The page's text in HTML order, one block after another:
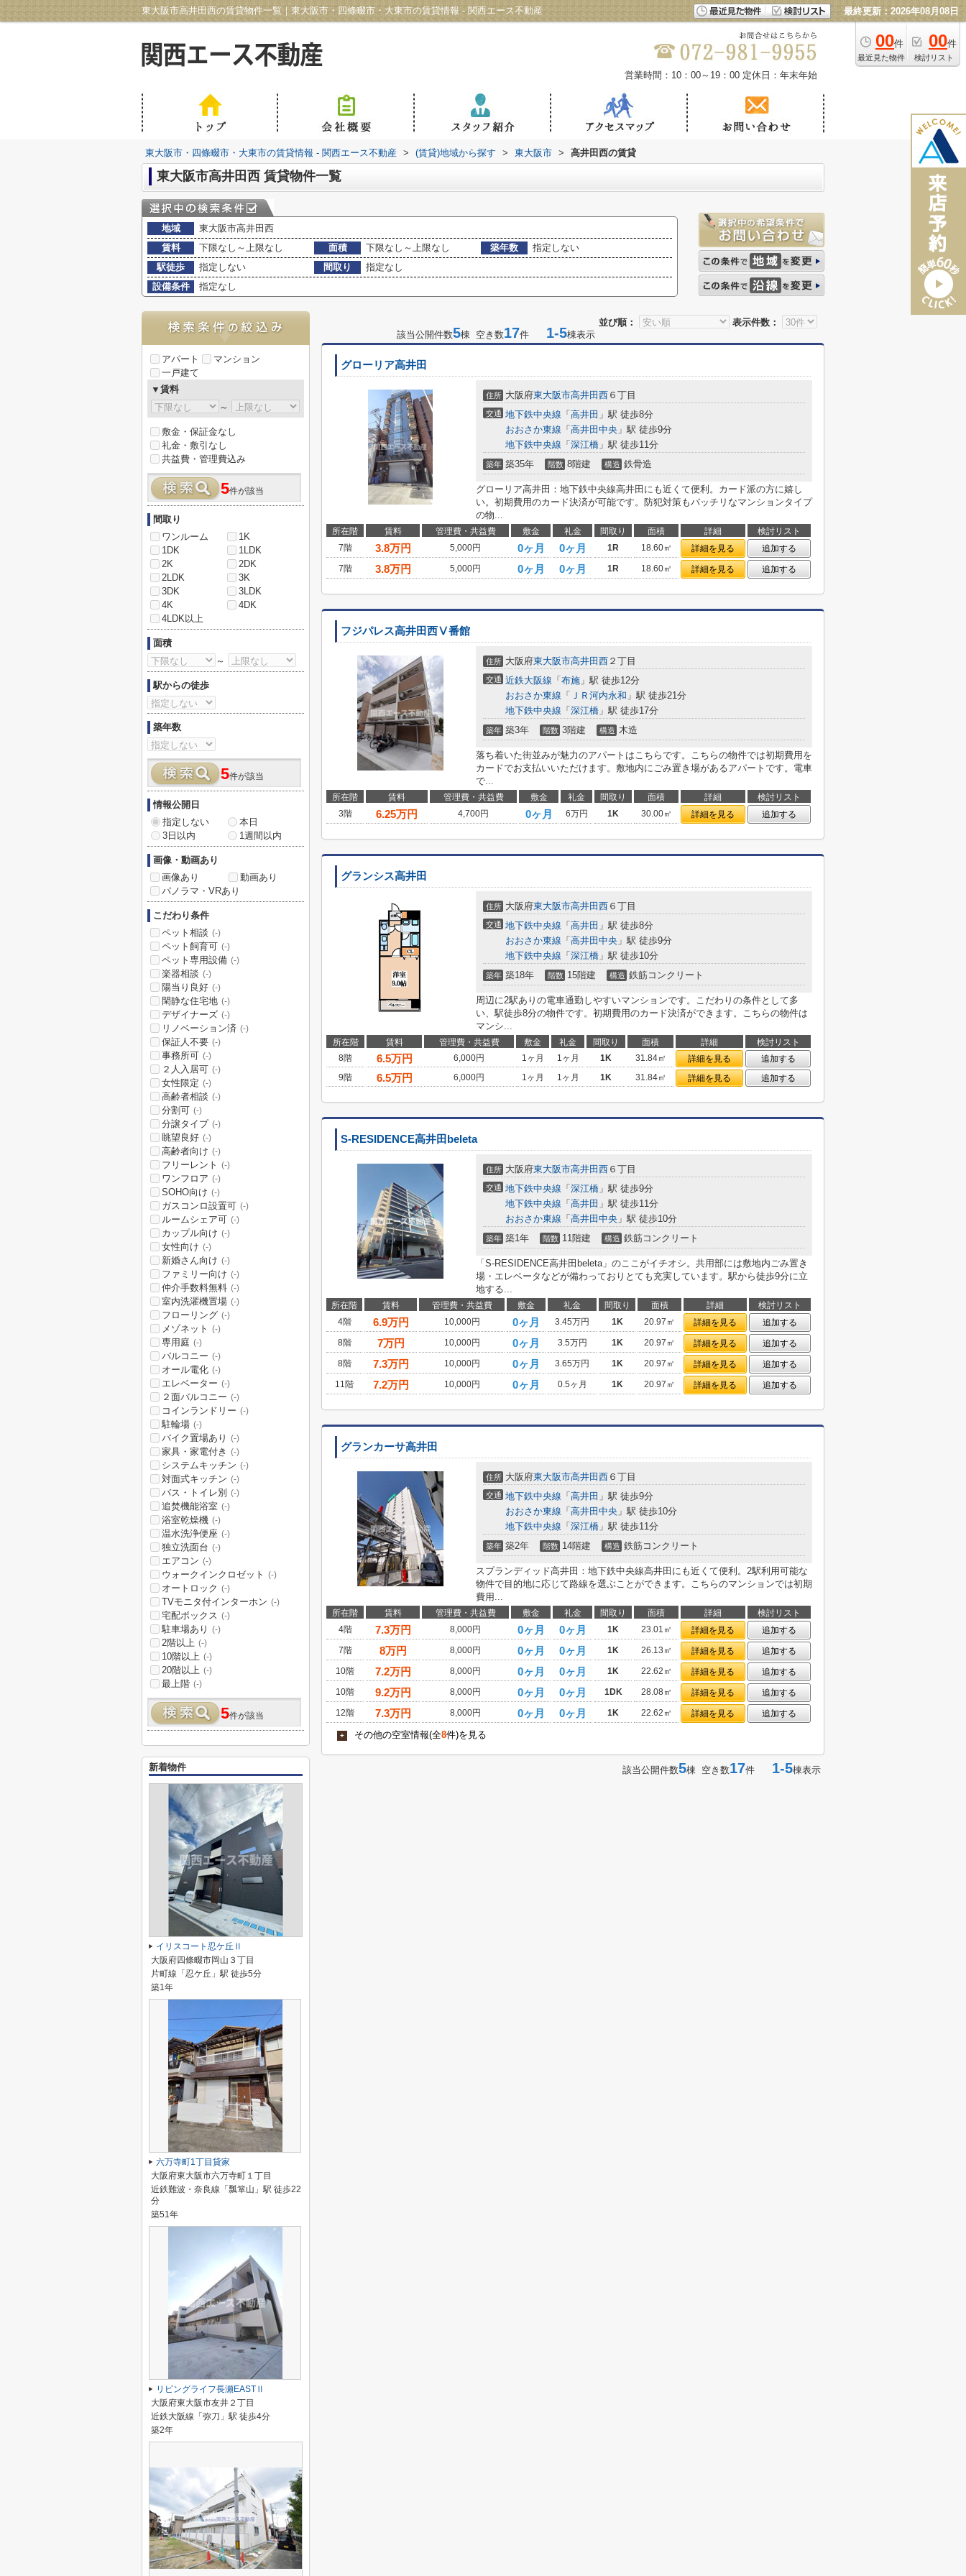
東大阪市高井田西の賃貸物件一覧｜東大阪市・四條畷市・大東市の賃貸情報 - 関西エース不動産 最終更新：2026年08月08日
00件
最近見た物件
00件
検討リスト
営業時間：10：00～19：00 定休日：年末年始
東大阪市・四條畷市・大東市の賃貸情報 - 関西エース不動産 > (賃貸)地域から探す > 東大阪市 > 高井田西の賃貸
東大阪市高井田西 賃貸物件一覧
地域
東大阪市高井田西
賃料
下限なし～上限なし 面積 下限なし～上限なし 築年数
指定しない
駅徒歩
指定しない 間取り
指定なし
設備条件
指定なし
並び順：
表示件数：
該当公開件数5棟 空き数17件 1-5棟表示
グローリア高井田
住所 大阪府東大阪市高井田西 ６丁目
交通 地下鉄中央線 「 高井田 」駅 徒歩8分
おおさか東線 「 高井田中央 」駅 徒歩9分
地下鉄中央線 「 深江橋 」駅 徒歩11分
築年 築35年 階数 8階建 構造 鉄骨造
グローリア高井田：地下鉄中央線高井田にも近くて便利。カード派の方に嬉し
い。初期費用のカード決済が可能です。防犯対策もバッチリなマンションタイプ
の物...
所在階 賃料 管理費・共益費 敷金 礼金 間取り 面積 詳細
検討リスト
7階
3.8万円 5,000円 0ヶ月 0ヶ月 1R 18.60㎡ 詳細を見る
追加する
7階
3.8万円 5,000円 0ヶ月 0ヶ月 1R 18.60㎡ 詳細を見る 追加する
フジパレス高井田西Ⅴ番館
住所 大阪府東大阪市高井田西 ２丁目
交通 近鉄大阪線 「 布施 」駅 徒歩12分
おおさか東線 「 ＪＲ河内永和 」駅 徒歩21分
地下鉄中央線 「 深江橋 」駅 徒歩17分
築年 築3年 階数 3階建 構造 木造
落ち着いた街並みが魅力のアパートはこちらです。こちらの物件では初期費用を
カードでお支払いいただけます。敷地内にごみ置き場があるアパートです。電車
で...
所在階 賃料 管理費・共益費 敷金 礼金 間取り 面積 詳細
検討リスト
3階
6.25万円 4,700円 0ヶ月 6万円 1K 30.00㎡ 詳細を見る 追加する
グランシス高井田
住所 大阪府東大阪市高井田西 ６丁目
交通 地下鉄中央線 「 高井田 」駅 徒歩8分
おおさか東線 「 高井田中央 」駅 徒歩9分
地下鉄中央線 「 深江橋 」駅 徒歩10分
築年 築18年 階数 15階建 構造 鉄筋コンクリート
周辺に2駅ありの電車通勤しやすいマンションです。こだわりの条件として多
い、駅徒歩8分の物件です。初期費用のカード決済ができます。こちらの物件は
マンシ...
所在階 賃料 管理費・共益費 敷金 礼金 間取り 面積 詳細
検討リスト
8階
6.5万円 6,000円 1ヶ月 1ヶ月 1K 31.84㎡ 詳細を見る
追加する
9階
6.5万円 6,000円 1ヶ月 1ヶ月 1K 31.84㎡ 詳細を見る 追加する
S-RESIDENCE高井田beleta
住所 大阪府東大阪市高井田西 ６丁目
交通 地下鉄中央線 「 深江橋 」駅 徒歩9分
地下鉄中央線 「 高井田 」駅 徒歩11分
おおさか東線 「 高井田中央 」駅 徒歩10分
築年 築1年 階数 11階建 構造 鉄筋コンクリート
「S-RESIDENCE高井田beleta」のここがイチオシ。共用部には敷地内ごみ置き
場・エレベータなどが備わっておりとても充実しています。駅から徒歩9分に立
地する...
所在階 賃料 管理費・共益費 敷金 礼金 間取り 面積 詳細
検討リスト
4階
6.9万円 10,000円 0ヶ月 3.45万円 1K 20.97㎡ 詳細を見る
追加する
8階
7万円 10,000円 0ヶ月 3.5万円 1K 20.97㎡ 詳細を見る
追加する
8階
7.3万円 10,000円 0ヶ月 3.65万円 1K 20.97㎡ 詳細を見る
追加する
11階
7.2万円 10,000円 0ヶ月 0.5ヶ月 1K 20.97㎡ 詳細を見る 追加する
グランカーサ高井田
住所 大阪府東大阪市高井田西 ６丁目
交通 地下鉄中央線 「 高井田 」駅 徒歩9分
おおさか東線 「 高井田中央 」駅 徒歩10分
地下鉄中央線 「 深江橋 」駅 徒歩11分
築年 築2年 階数 14階建 構造 鉄筋コンクリート
スプランディッド高井田：地下鉄中央線高井田にも近くて便利。2駅利用可能な
物件で目的地に応じて路線を選ぶことができます。こちらのマンションでは初期
費用...
所在階 賃料 管理費・共益費 敷金 礼金 間取り 面積 詳細
検討リスト
4階
7.3万円 8,000円 0ヶ月 0ヶ月 1K 23.01㎡ 詳細を見る
追加する
7階
8万円 8,000円 0ヶ月 0ヶ月 1K 26.13㎡ 詳細を見る
追加する
10階
7.2万円 8,000円 0ヶ月 0ヶ月 1K 22.62㎡ 詳細を見る
追加する
10階
9.2万円 8,000円 0ヶ月 0ヶ月 1DK 28.08㎡ 詳細を見る
追加する
12階
7.3万円 8,000円 0ヶ月 0ヶ月 1K 22.62㎡ 詳細を見る 追加する
+ その他の空室情報(全8件)を見る
該当公開件数5棟 空き数17件 1-5棟表示
アパート
マンション
一戸建て
▼賃料
～
敷金・保証金なし
礼金・敷引なし
共益費・管理費込み
5件が該当
間取り
ワンルーム
1K
1DK
1LDK
2K
2DK
2LDK
3K
3DK
3LDK
4K
4DK
4LDK以上
面積
～
駅からの徒歩
築年数
5件が該当
情報公開日
指定しない
本日
3日以内
1週間以内
画像・動画あり
画像あり
動画あり
パノラマ・VRあり
こだわり条件
ペット相談 (-)
ペット飼育可 (-)
ペット専用設備 (-)
楽器相談 (-)
陽当り良好 (-)
閑静な住宅地 (-)
デザイナーズ (-)
リノベーション済 (-)
保証人不要 (-)
事務所可 (-)
２人入居可 (-)
女性限定 (-)
高齢者相談 (-)
分割可 (-)
分譲タイプ (-)
眺望良好 (-)
高齢者向け (-)
フリーレント (-)
ワンフロア (-)
SOHO向け (-)
ガスコンロ設置可 (-)
ルームシェア可 (-)
カップル向け (-)
女性向け (-)
新婚さん向け (-)
ファミリー向け (-)
仲介手数料無料 (-)
室内洗濯機置場 (-)
フローリング (-)
メゾネット (-)
専用庭 (-)
バルコニー (-)
オール電化 (-)
エレベーター (-)
２面バルコニー (-)
コインランドリー (-)
駐輪場 (-)
バイク置場あり (-)
家具・家電付き (-)
システムキッチン (-)
対面式キッチン (-)
バス・トイレ別 (-)
追焚機能浴室 (-)
浴室乾燥機 (-)
温水洗浄便座 (-)
独立洗面台 (-)
エアコン (-)
ウォークインクロゼット (-)
オートロック (-)
TVモニタ付インターホン (-)
宅配ボックス (-)
駐車場あり (-)
2階以上 (-)
10階以上 (-)
20階以上 (-)
最上階 (-)
5件が該当
新着物件
イリスコート忍ケ丘Ⅱ
大阪府四條畷市岡山３丁目
片町線「忍ケ丘」駅 徒歩5分
築1年
六万寺町1丁目貸家
大阪府東大阪市六万寺町１丁目
近鉄難波・奈良線「瓢箪山」駅 徒歩22
分
築51年
リビングライフ長瀬EASTⅡ
大阪府東大阪市友井２丁目
近鉄大阪線「弥刀」駅 徒歩4分
築2年